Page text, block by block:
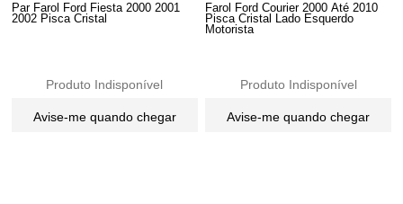
Par Farol Ford Fiesta 2000 2001
2002 Pisca Cristal
Produto Indisponível
Avise-me quando chegar
Farol Ford Courier 2000 Até 2010
Pisca Cristal Lado Esquerdo
Motorista
Produto Indisponível
Avise-me quando chegar